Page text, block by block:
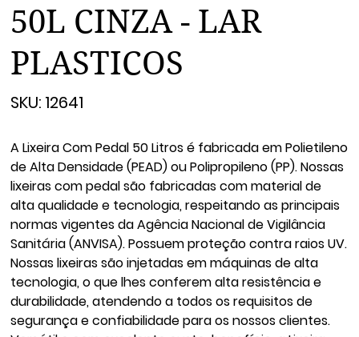
50L CINZA - LAR
PLASTICOS
SKU:
12641
12641
A Lixeira Com Pedal 50 Litros é fabricada em Polietileno
de Alta Densidade (PEAD) ou Polipropileno (PP). Nossas
lixeiras com pedal são fabricadas com material de
alta qualidade e tecnologia, respeitando as principais
normas vigentes da Agência Nacional de Vigilância
Sanitária (ANVISA). Possuem proteção contra raios UV.
Nossas lixeiras são injetadas em máquinas de alta
tecnologia, o que lhes conferem alta resistência e
durabilidade, atendendo a todos os requisitos de
segurança e confiabilidade para os nossos clientes.